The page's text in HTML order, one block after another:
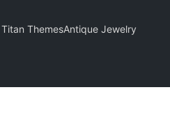
ThemesAntique Jewelry